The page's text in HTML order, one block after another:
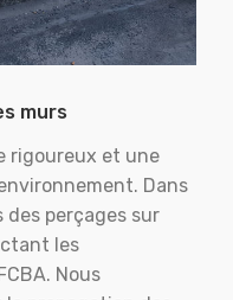
murs
rigoureux et une
Dans
perçages sur
les
Nous